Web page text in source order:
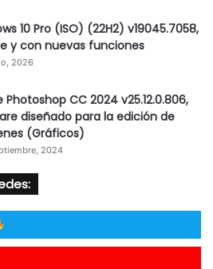
10 Pro (ISO) (22H2) v19045.7058,
y con nuevas funciones
2026
Photoshop CC 2024 v25.12.0.806,
diseñado para la edición de
(Gráficos)
2024